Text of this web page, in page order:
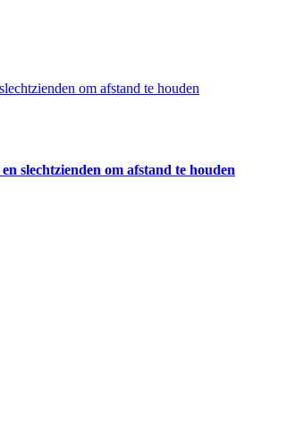
om afstand te houden
slechtzienden om afstand te houden